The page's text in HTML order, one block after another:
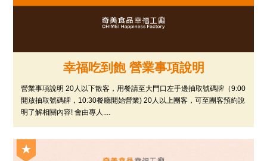
幸福吃到飽 營業事項說明
營業事項說明 20人以下散客，用餐請至大門口左手邊抽取號碼牌（9:00
開放抽取號碼牌，10:30餐廳開始營業) 20人以上團客，可至團客預約說
明了解相關內容! 會由專人....